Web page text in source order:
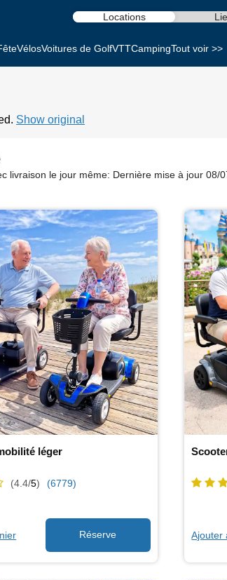
Locations
VélosVoitures de GolfVTTCampingTout voir >>
Show original
livraison le jour même: Dernière mise à jour 08/
léger
(4.4/5) (6779)
Ajouter